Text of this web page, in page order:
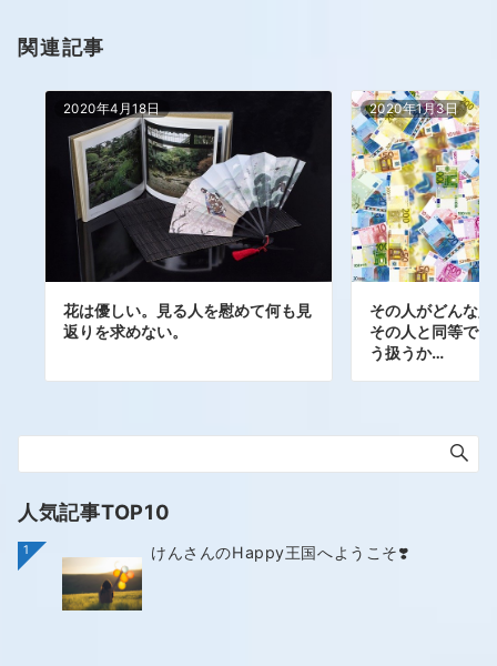
関連記事
2020年4月18日
花は優しい。見る人を慰めて何も見
返りを求めない。
2020年1月3日
その人がどんな
その人と同等で
う扱うか…
人気記事TOP10
1 けんさんのHappy王国へようこそ❣️